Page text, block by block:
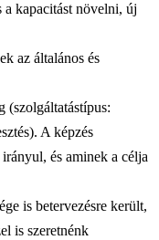
a kapacitást növelni, új
az általános és
(szolgáltatástípus:
A képzés
és aminek a célja
is betervezésre került,
is szeretnénk